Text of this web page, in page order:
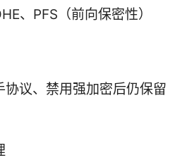
、PFS（前向保密性）
协议、禁用强加密后仍保留